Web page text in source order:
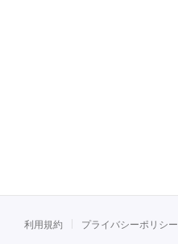
利用規約 プライバシーポリシー